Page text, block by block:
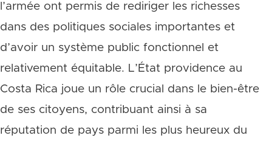
l’armée ont permis de rediriger les richesses
dans des politiques sociales importantes et
d’avoir un système public fonctionnel et
relativement équitable. L’État providence au
Costa Rica joue un rôle crucial dans le bien-être
de ses citoyens, contribuant ainsi à sa
réputation de pays parmi les plus heureux du